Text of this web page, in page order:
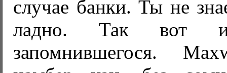
случае банки. Ты не
ладно. Так вот из
запомнившегося.